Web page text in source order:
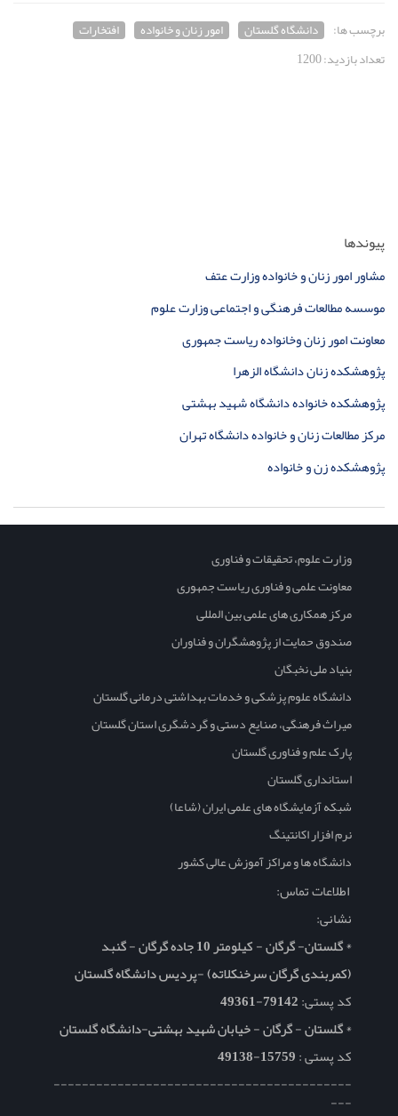
برچسب ها: دانشگاه گلستان امور زنان و خانواده
افتخارات
تعداد بازدید: 1200
پیوندها
مشاور امور زنان و خانواده وزارت عتف
موسسه مطالعات فرهنگی و اجتماعی وزارت علوم
معاونت امور زنان وخانواده ریاست جمهوری
پژوهشکده زنان دانشگاه الزهرا
پژوهشکده خانواده دانشگاه شهید بهشتی
مرکز مطالعات زنان و خانواده دانشگاه تهران
پژوهشکده زن و خانواده
وزارت علوم، تحقیقات و فناوری
معاونت علمی و فناوری ریاست جمهوری
مرکز همکاری های علمی بین المللی
صندوق حمایت از پژوهشگران و فناوران
بنیاد ملی نخبگان
دانشگاه علوم پزشکی و خدمات بهداشتی درمانی گلستان
میراث فرهنگی، صنایع دستی و گردشگری استان گلستان
پارک علم و فناوری گلستان
استانداری گلستان
شبکه آزمایشگاه های علمی ایران (شاعا)
نرم افزار اکانتینگ
دانشگاه ها و مراکز آموزش عالی کشور
اطلاعات تماس:
نشانی:
* گلستان- گرگان - کیلومتر 10 جاده گرگان - گنبد
(کمربندی گرگان سرخنکلاته) -پردیس دانشگاه گلستان
کد پستی:79142-49361
* گلستان - گرگان - خیابان شهید بهشتی-دانشگاه گلستان
کد پستی :15759-49138
------------------------------------------
---